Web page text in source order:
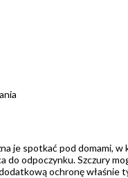
je spotkać pod domami, w
odpoczynku. Szczury
ochronę właśnie